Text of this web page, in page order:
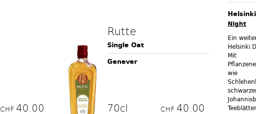
CHF 40.00
Rutte
Single Oat
Genever
70cl CHF 40.00
Night
Ein
Helsinki
Mit
wie